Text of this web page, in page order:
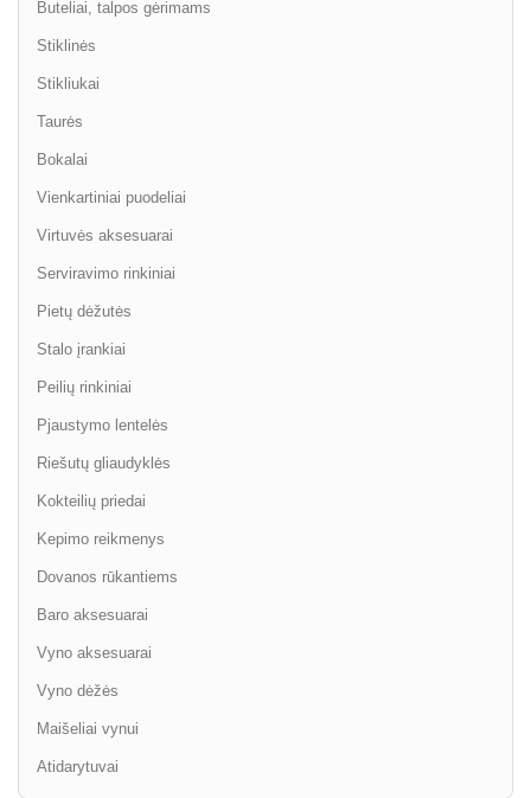
Buteliai, talpos gėrimams
Stiklinės
Stikliukai
Taurės
Bokalai
Vienkartiniai puodeliai
Virtuvės aksesuarai
Serviravimo rinkiniai
Pietų dėžutės
Stalo įrankiai
Peilių rinkiniai
Pjaustymo lentelės
Riešutų gliaudyklės
Kokteilių priedai
Kepimo reikmenys
Dovanos rūkantiems
Baro aksesuarai
Vyno aksesuarai
Vyno dėžės
Maišeliai vynui
Atidarytuvai